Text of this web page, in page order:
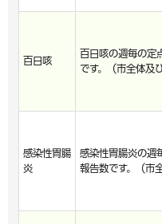
百日咳
百日咳の週毎の定
です。（市全体及
感染性胃腸
炎
感染性胃腸炎の週
報告数です。（市